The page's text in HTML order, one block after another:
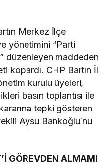
Merkez İlçe
yönetimini “Parti
düzenleyen maddeden
kopardı. CHP Bartın İl
kurulu üyeleri,
basın toplantısı ile
tepki gösteren
Aysu Bankoğlu’nu
GÖREVDEN ALMAMI